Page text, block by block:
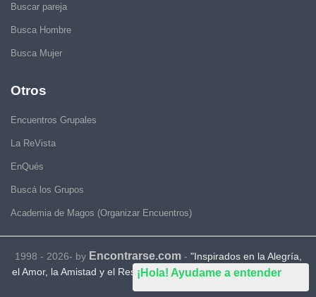
¡Hola! Ayudame a entender
Buscar pareja
Busca Hombre
Busca Mujer
Otros
Encuentros Grupales
La ReVista
EnQués
Buscá los Grupos
Academia de Magos (Organizar Encuentros)
1998 - 2026- by Encontrarse.com- "Inspirados en la Alegría,
el Amor, la Amistad y el Respeto, motivamos a la gente a que sea